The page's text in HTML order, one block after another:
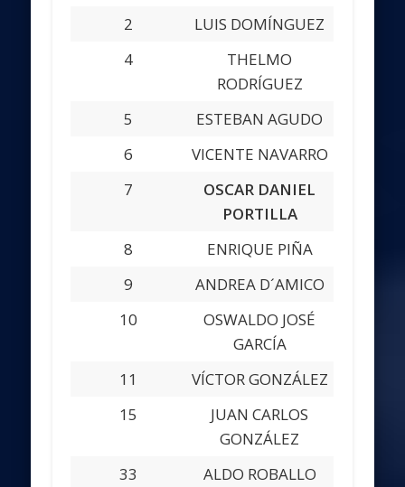
2
LUIS DOMÍNGUEZ
4
THELMO
RODRÍGUEZ
5
ESTEBAN AGUDO
6
VICENTE NAVARRO
7
OSCAR DANIEL
PORTILLA
8
ENRIQUE PIÑA
9
ANDREA D´AMICO
10
OSWALDO JOSÉ
GARCÍA
11
VÍCTOR GONZÁLEZ
15
JUAN CARLOS
GONZÁLEZ
33
ALDO ROBALLO